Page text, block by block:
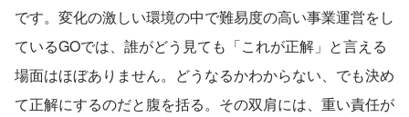
です。変化の激しい環境の中で難易度の高い事業運営をし
ているGOでは、誰がどう見ても「これが正解」と言える
場面はほぼありません。どうなるかわからない、でも決め
て正解にするのだと腹を括る。その双肩には、重い責任が